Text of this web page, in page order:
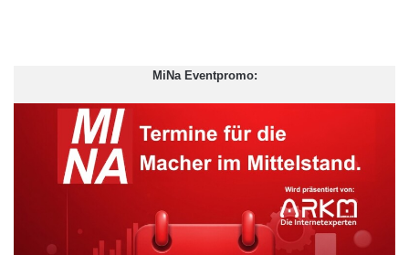
MiNa Eventpromo: